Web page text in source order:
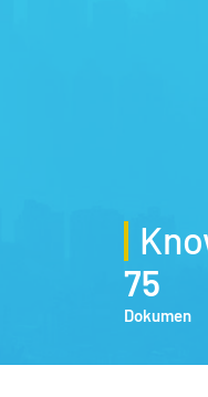
75
Dokumen